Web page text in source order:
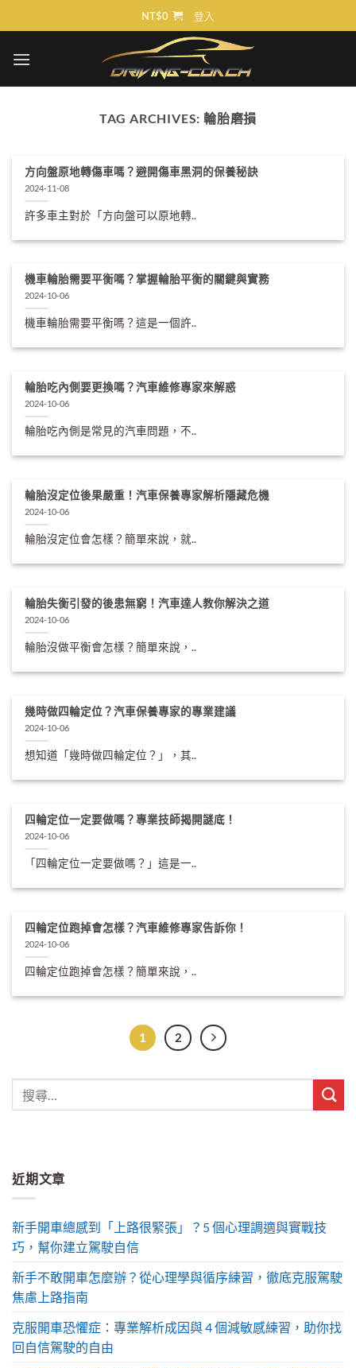
to
NT$0 登入
TAG ARCHIVES: 輪胎磨損
方向盤原地轉傷車嗎？避開傷車黑洞的保養秘訣
2024-11-08
許多車主對於「方向盤可以原地轉..
機車輪胎需要平衡嗎？掌握輪胎平衡的關鍵與實務
2024-10-06
機車輪胎需要平衡嗎？這是一個許..
輪胎吃內側要更換嗎？汽車維修專家來解惑
2024-10-06
輪胎吃內側是常見的汽車問題，不..
輪胎沒定位後果嚴重！汽車保養專家解析隱藏危機
2024-10-06
輪胎沒定位會怎樣？簡單來說，就..
輪胎失衡引發的後患無窮！汽車達人教你解決之道
2024-10-06
輪胎沒做平衡會怎樣？簡單來說，..
幾時做四輪定位？汽車保養專家的專業建議
2024-10-06
想知道「幾時做四輪定位？」，其..
四輪定位一定要做嗎？專業技師揭開謎底！
2024-10-06
「四輪定位一定要做嗎？」這是一..
四輪定位跑掉會怎樣？汽車維修專家告訴你！
2024-10-06
四輪定位跑掉會怎樣？簡單來說，..
1 2
近期文章
新手開車總感到「上路很緊張」？5 個心理調適與實戰技
巧，幫你建立駕駛自信
新手不敢開車怎麼辦？從心理學與循序練習，徹底克服駕駛
焦慮上路指南
克服開車恐懼症：專業解析成因與 4 個減敏感練習，助你找
回自信駕駛的自由